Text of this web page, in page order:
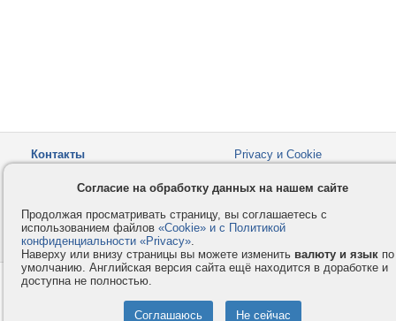
Контакты
Privacy и Cookie
Как оплатить
Форумы
© 2008-2026VMESTE.EU
Согласие на обработку данных на нашем сайте
Продолжая просматривать страницу, вы соглашаетесь с
использованием файлов «Cookie» и с Политикой
конфиденциальности «Privacy».
Наверху или внизу страницы вы можете изменить валюту и язык по
умолчанию. Английская версия сайта ещё находится в доработке и
доступна не полностью.